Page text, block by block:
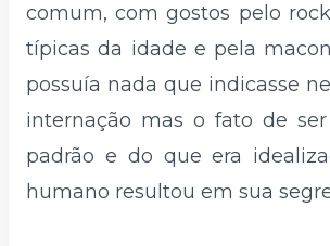
comum, com gostos pelo
típicas da idade e pela
possuía nada que indicasse
internação mas o fato de
padrão e do que era
humano resultou em sua